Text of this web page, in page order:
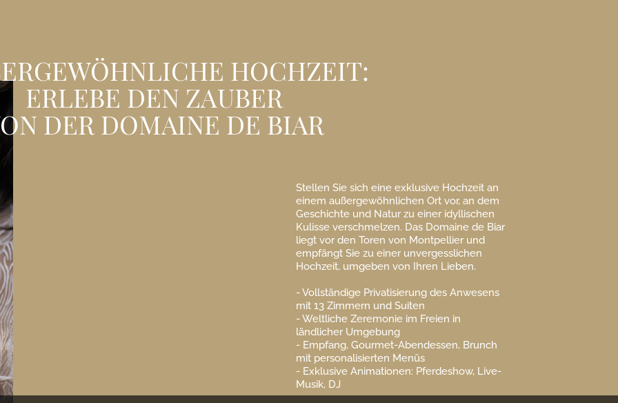
HOCHZEIT:
ERLEBE DEN ZAUBER
DER DOMAINE DE BIAR
Stellen Sie sich eine exklusive Hochzeit an
einem außergewöhnlichen Ort vor, an dem
Geschichte und Natur zu einer idyllischen
Kulisse verschmelzen. Das Domaine de Biar
liegt vor den Toren von Montpellier und
empfängt Sie zu einer unvergesslichen
Hochzeit, umgeben von Ihren Lieben.
- Vollständige Privatisierung des Anwesens
mit 13 Zimmern und Suiten
- Weltliche Zeremonie im Freien in
ländlicher Umgebung
- Empfang, Gourmet-Abendessen, Brunch
mit personalisierten Menüs
- Exklusive Animationen: Pferdeshow, Live-
Musik, DJ